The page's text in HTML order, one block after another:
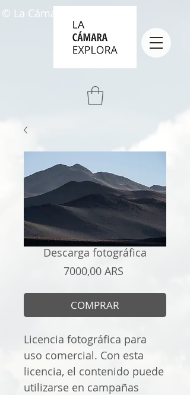
© La Cámara Explora
Descarga fotográfica
7000,00 ARS
COMPRAR
Licencia fotográfica para
uso comercial. Con esta
licencia, el contenido puede
utilizarse en campañas